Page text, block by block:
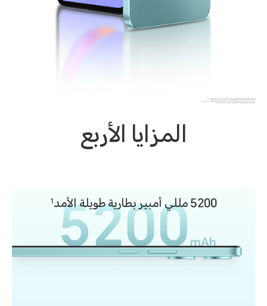
* تبلغ سعة البطارية النموذجية 5200 مللي أمبير، في حين تبلغ السعة المقدرة 5100 مللي أمبير.
* قد تختلف الدقة الفعلية تبعا لأوضاع الكاميرا المختلفة. يُرجى الرجوع إلى الاستخدام الفعلي.
* تدعم الشاشة معدل تحديث يصل إلى 90 هرتز. قد يختلف معدل التحديث تبعاً لاختلاف التطبيقات والألعاب.
* صور المنتج الموضحة هي فقط للإشارة، يُرجى الرجوع إلى المنتجات الفعلية.
المزايا الأربع
5200 مللي أمبير بطارية طويلة الأمد1